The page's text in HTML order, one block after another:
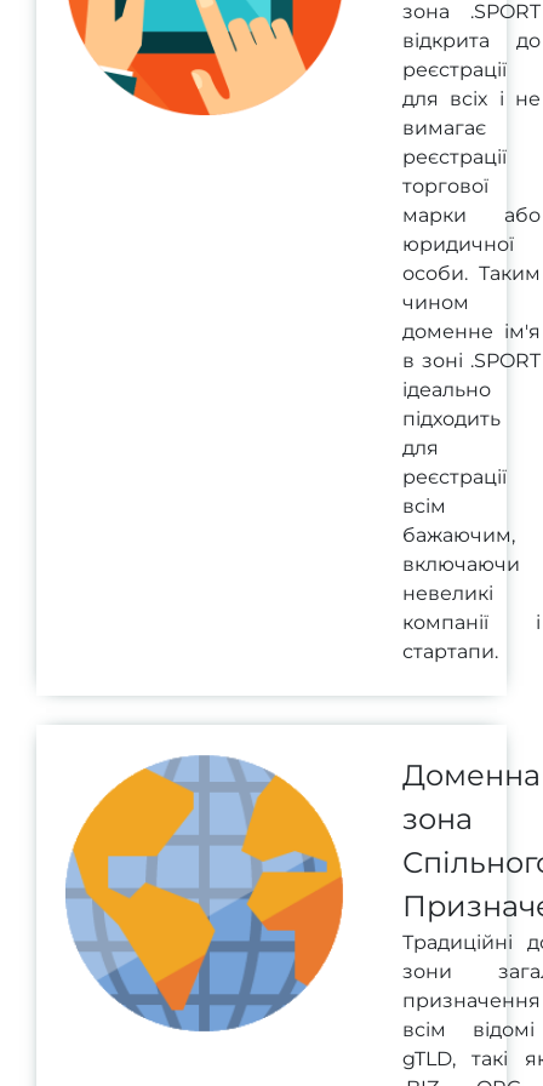
зона .SPORT
відкрита до
реєстрації
для всіх і не
вимагає
реєстрації
торгової
марки або
юридичної
особи. Таким
чином
доменне ім'я
в зоні .SPORT
ідеально
підходить
для
реєстрації
всім
бажаючим,
включаючи
невеликі
компанії і
стартапи.
Доменна
зона
Традиційні
зони
всім
gTLD, такі